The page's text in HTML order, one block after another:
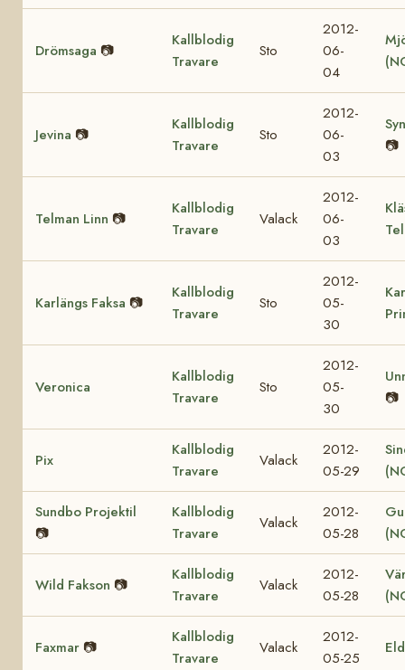
Drömsaga 📷
Kallblodig
Travare
Sto
2012-
06-
04
Jevina 📷
Kallblodig
Travare
Sto
2012-
06-
03
📷
Telman Linn 📷
Kallblodig
Travare
Valack
2012-
06-
03
Karlängs Faksa 📷
Kallblodig
Travare
Sto
2012-
05-
30
Veronica
Kallblodig
Travare
Sto
2012-
05-
30
📷
Pix
Kallblodig
Travare
Valack
2012-
05-29
Sundbo Projektil
📷
Kallblodig
Travare
Valack
2012-
05-28
Wild Fakson 📷
Kallblodig
Travare
Valack
2012-
05-28
Faxmar 📷
Kallblodig
Travare
Valack
2012-
05-25